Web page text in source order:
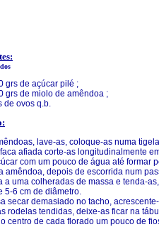
grs de açúcar pilé ;
grs de miolo de amêndoa ;
de ovos q.b.
lave-as, coloque-as numa
afiada corte-as longitudinalmente
com um pouco de água até formar
amêndoa, depois de escorrida num
a uma colheradas de massa e tenda-
5-6 cm de diâmetro.
secar demasiado no tacho,
rodelas tendidas, deixe-as ficar na
centro de cada florado um pouco de